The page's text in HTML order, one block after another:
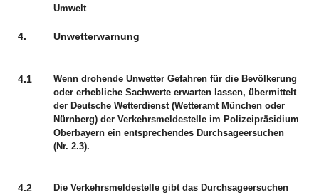
Umwelt
4. Unwetterwarnung
4.1
Wenn drohende Unwetter Gefahren für die Bevölkerung
oder erhebliche Sachwerte erwarten lassen, übermittelt
der Deutsche Wetterdienst (Wetteramt München oder
Nürnberg) der Verkehrsmeldestelle im Polizeipräsidium
Oberbayern ein entsprechendes Durchsageersuchen
(Nr. 2.3).
4.2
Die Verkehrsmeldestelle gibt das Durchsageersuchen